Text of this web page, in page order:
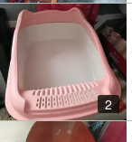
2